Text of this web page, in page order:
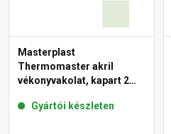
Masterplast
Thermomaster akril
vékonyvakolat, kapart 2
Gyártói készleten